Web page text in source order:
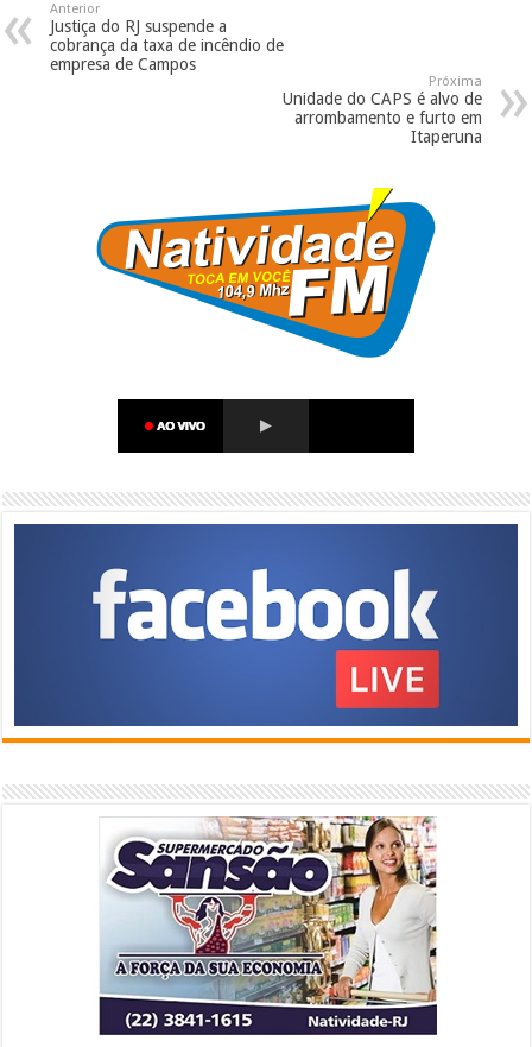
Anterior
Justiça do RJ suspende a
cobrança da taxa de incêndio de
empresa de Campos
Próxima
Unidade do CAPS é alvo de
arrombamento e furto em
Itaperuna